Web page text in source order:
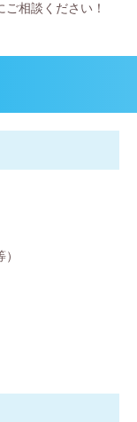
相談ください！